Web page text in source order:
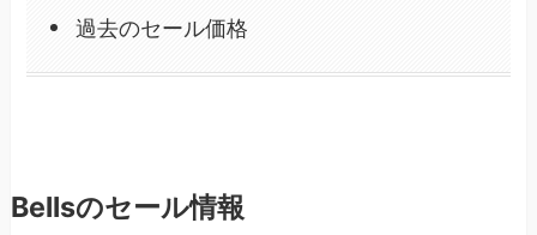
過去のセール価格
Bellsのセール情報